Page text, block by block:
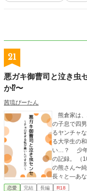
21
悪ガキ御曹司と泣き虫
か⁉︎〜
茜琉ぴーたん
熊倉家は
の子息で四
るヤンチャ
る大学生の
い…？ 少年
の記録。 （107話＋番外） ＊性描写あります。 ＊『303号室
の熊さん〜
長々と—あ
り、勝てな
恋愛 完結 長編 R18